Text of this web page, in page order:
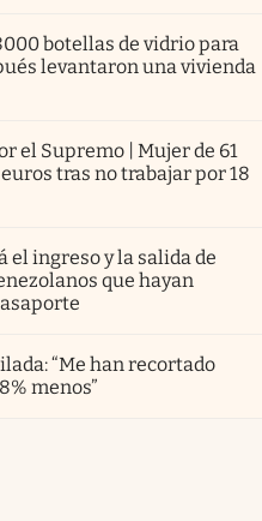
botellas de vidrio para
levantaron una vivienda
el Supremo | Mujer de 61
tras no trabajar por 18
el ingreso y la salida de
que hayan
“Me han recortado
menos”